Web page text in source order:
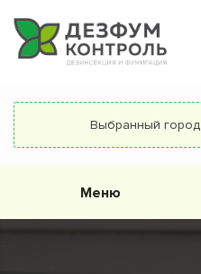
Выбранный город
Меню